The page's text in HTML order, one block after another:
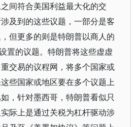
间符合美国利益最大化的交
及到的这些议题，一部分是客
但更多的则是特朗普以商人的
置的议题。特朗普将这些虚虚
交易的议程网，将多个国家或
些国家或地区要在多个议题上
，针对墨西哥，特朗普看似只
际上是通过关税为杠杆驱动涉